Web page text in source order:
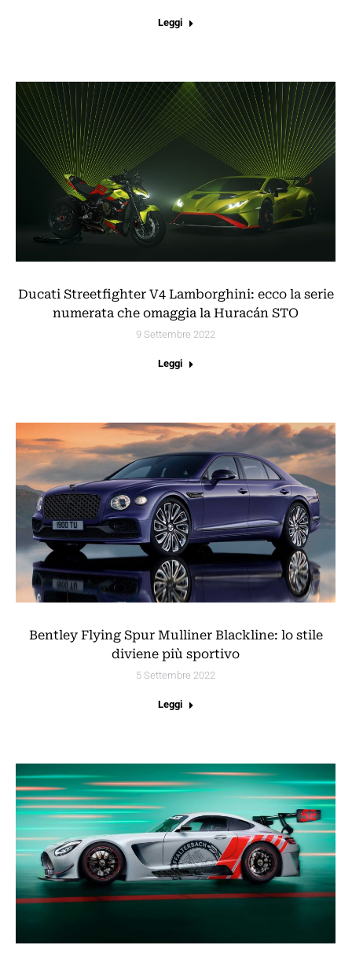
Leggi
Ducati Streetfighter V4 Lamborghini: ecco la serie
numerata che omaggia la Huracán STO
9 Settembre 2022
Leggi
Bentley Flying Spur Mulliner Blackline: lo stile
diviene più sportivo
5 Settembre 2022
Leggi